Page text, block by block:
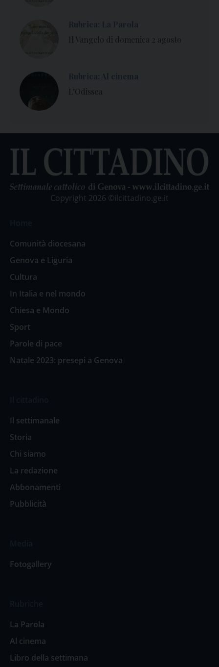
Il Vangelo di domenica 2 agosto
L’Odissea
Copyright 2026 ©ilcittadino.ge.it
Comunità diocesana
Genova e Liguria
Cultura
In Italia e nel mondo
Chiesa e Mondo
Sport
Parole di pace
Natale 2023: presepi a Genova
Il settimanale
Storia
Chi siamo
La redazione
Abbonamenti
Pubblicità
Fotogallery
La Parola
Al cinema
Libro della settimana